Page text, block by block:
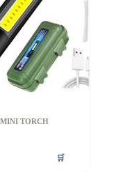
MINI TORCH
🛒